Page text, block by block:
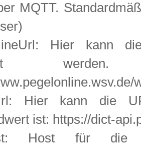
MQTT.
Hier kann
Hier kann die
ist: https://dict-
Host für die